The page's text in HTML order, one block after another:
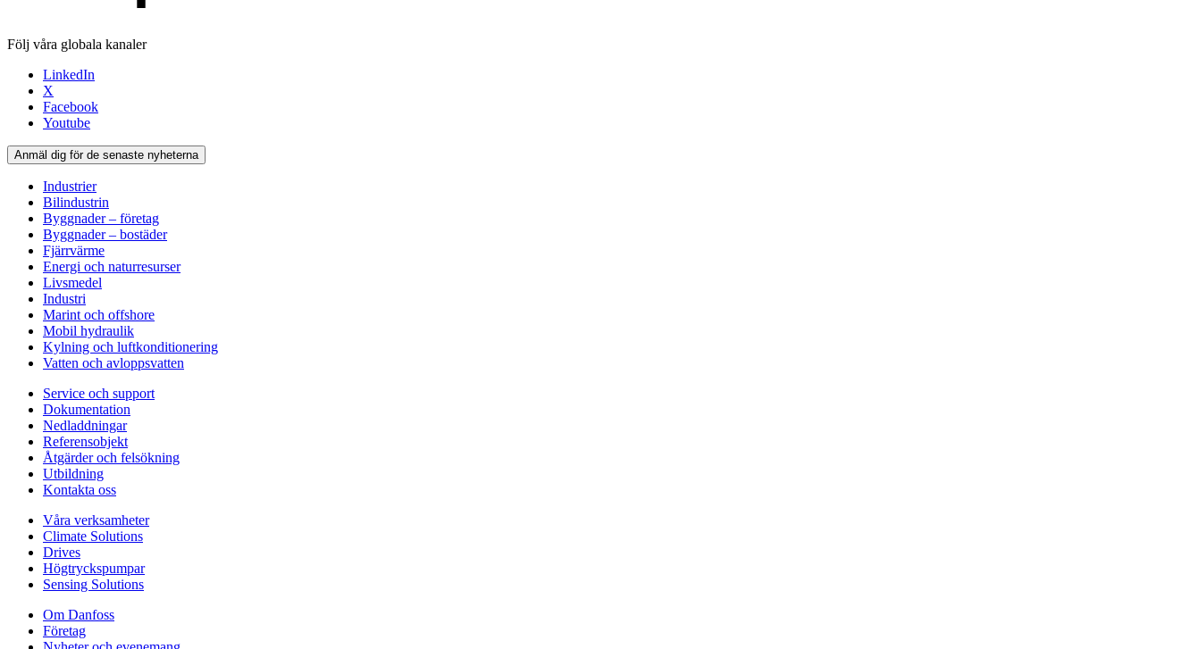
Följ våra globala kanaler
LinkedIn
X
Facebook
Youtube
Anmäl dig för de senaste nyheterna
Industrier
Bilindustrin
Byggnader – företag
Byggnader – bostäder
Fjärrvärme
Energi och naturresurser
Livsmedel
Industri
Marint och offshore
Mobil hydraulik
Kylning och luftkonditionering
Vatten och avloppsvatten
Service och support
Dokumentation
Nedladdningar
Referensobjekt
Åtgärder och felsökning
Utbildning
Kontakta oss
Våra verksamheter
Climate Solutions
Drives
Högtryckspumpar
Sensing Solutions
Om Danfoss
Företag